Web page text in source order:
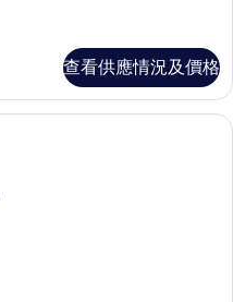
查看供應情況及價格